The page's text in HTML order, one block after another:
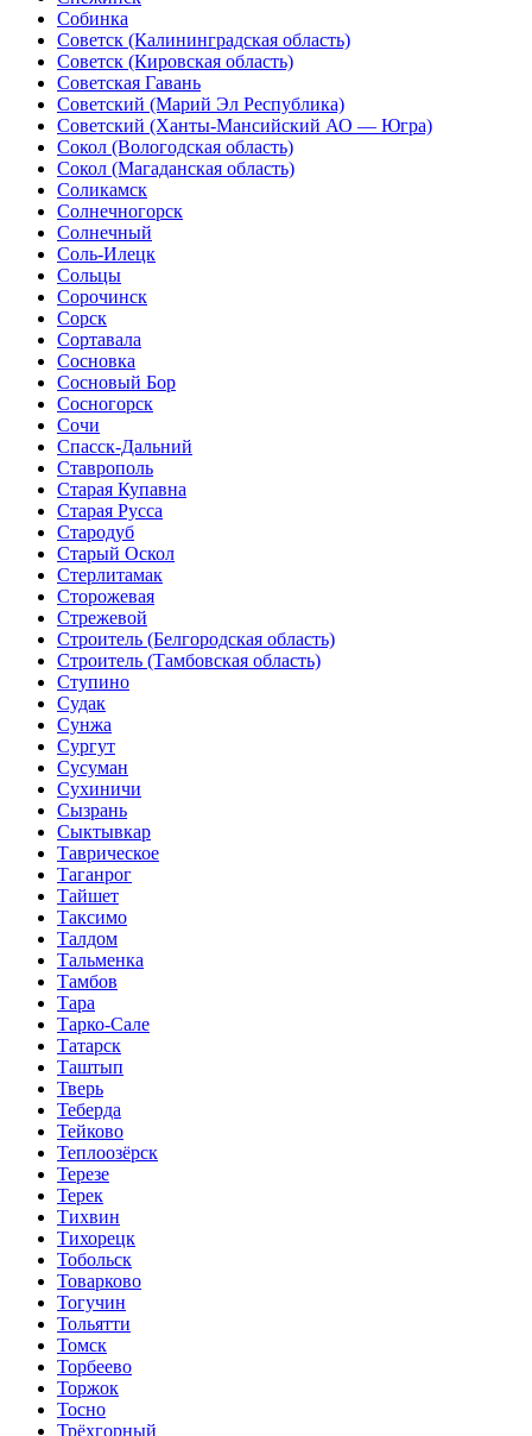
Собинка
Советск (Калининградская область)
Советск (Кировская область)
Советская Гавань
Советский (Марий Эл Республика)
Советский (Ханты-Мансийский АО — Югра)
Сокол (Вологодская область)
Сокол (Магаданская область)
Соликамск
Солнечногорск
Солнечный
Соль-Илецк
Сольцы
Сорочинск
Сорск
Сортавала
Сосновка
Сосновый Бор
Сосногорск
Сочи
Спасск-Дальний
Ставрополь
Старая Купавна
Старая Русса
Стародуб
Старый Оскол
Стерлитамак
Сторожевая
Стрежевой
Строитель (Белгородская область)
Строитель (Тамбовская область)
Ступино
Судак
Сунжа
Сургут
Сусуман
Сухиничи
Сызрань
Сыктывкар
Таврическое
Таганрог
Тайшет
Таксимо
Талдом
Тальменка
Тамбов
Тара
Тарко-Сале
Татарск
Таштып
Тверь
Теберда
Тейково
Теплоозёрск
Терезе
Терек
Тихвин
Тихорецк
Тобольск
Товарково
Тогучин
Тольятти
Томск
Торбеево
Торжок
Тосно
Трёхгорный